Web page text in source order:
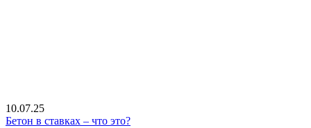
10.07.25
Бетон в ставках – что это?